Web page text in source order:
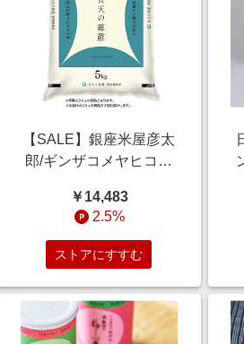
【SALE】銀座米屋彦太
郎/ギンザコメヤヒコタ
産 青天の霹靂(10kgおま
とめ割引) 【三越伊勢丹/
公式】
￥14,483
2.5%
ストアにすすむ